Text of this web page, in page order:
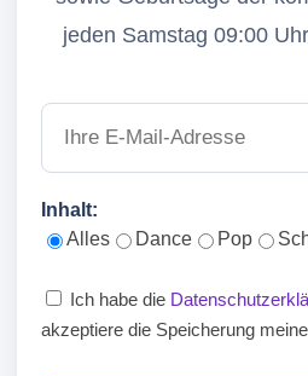
jeden Samstag 09:00
Inhalt:
Alles
Dance Pop
Ich habe die
akzeptiere die Speicherung